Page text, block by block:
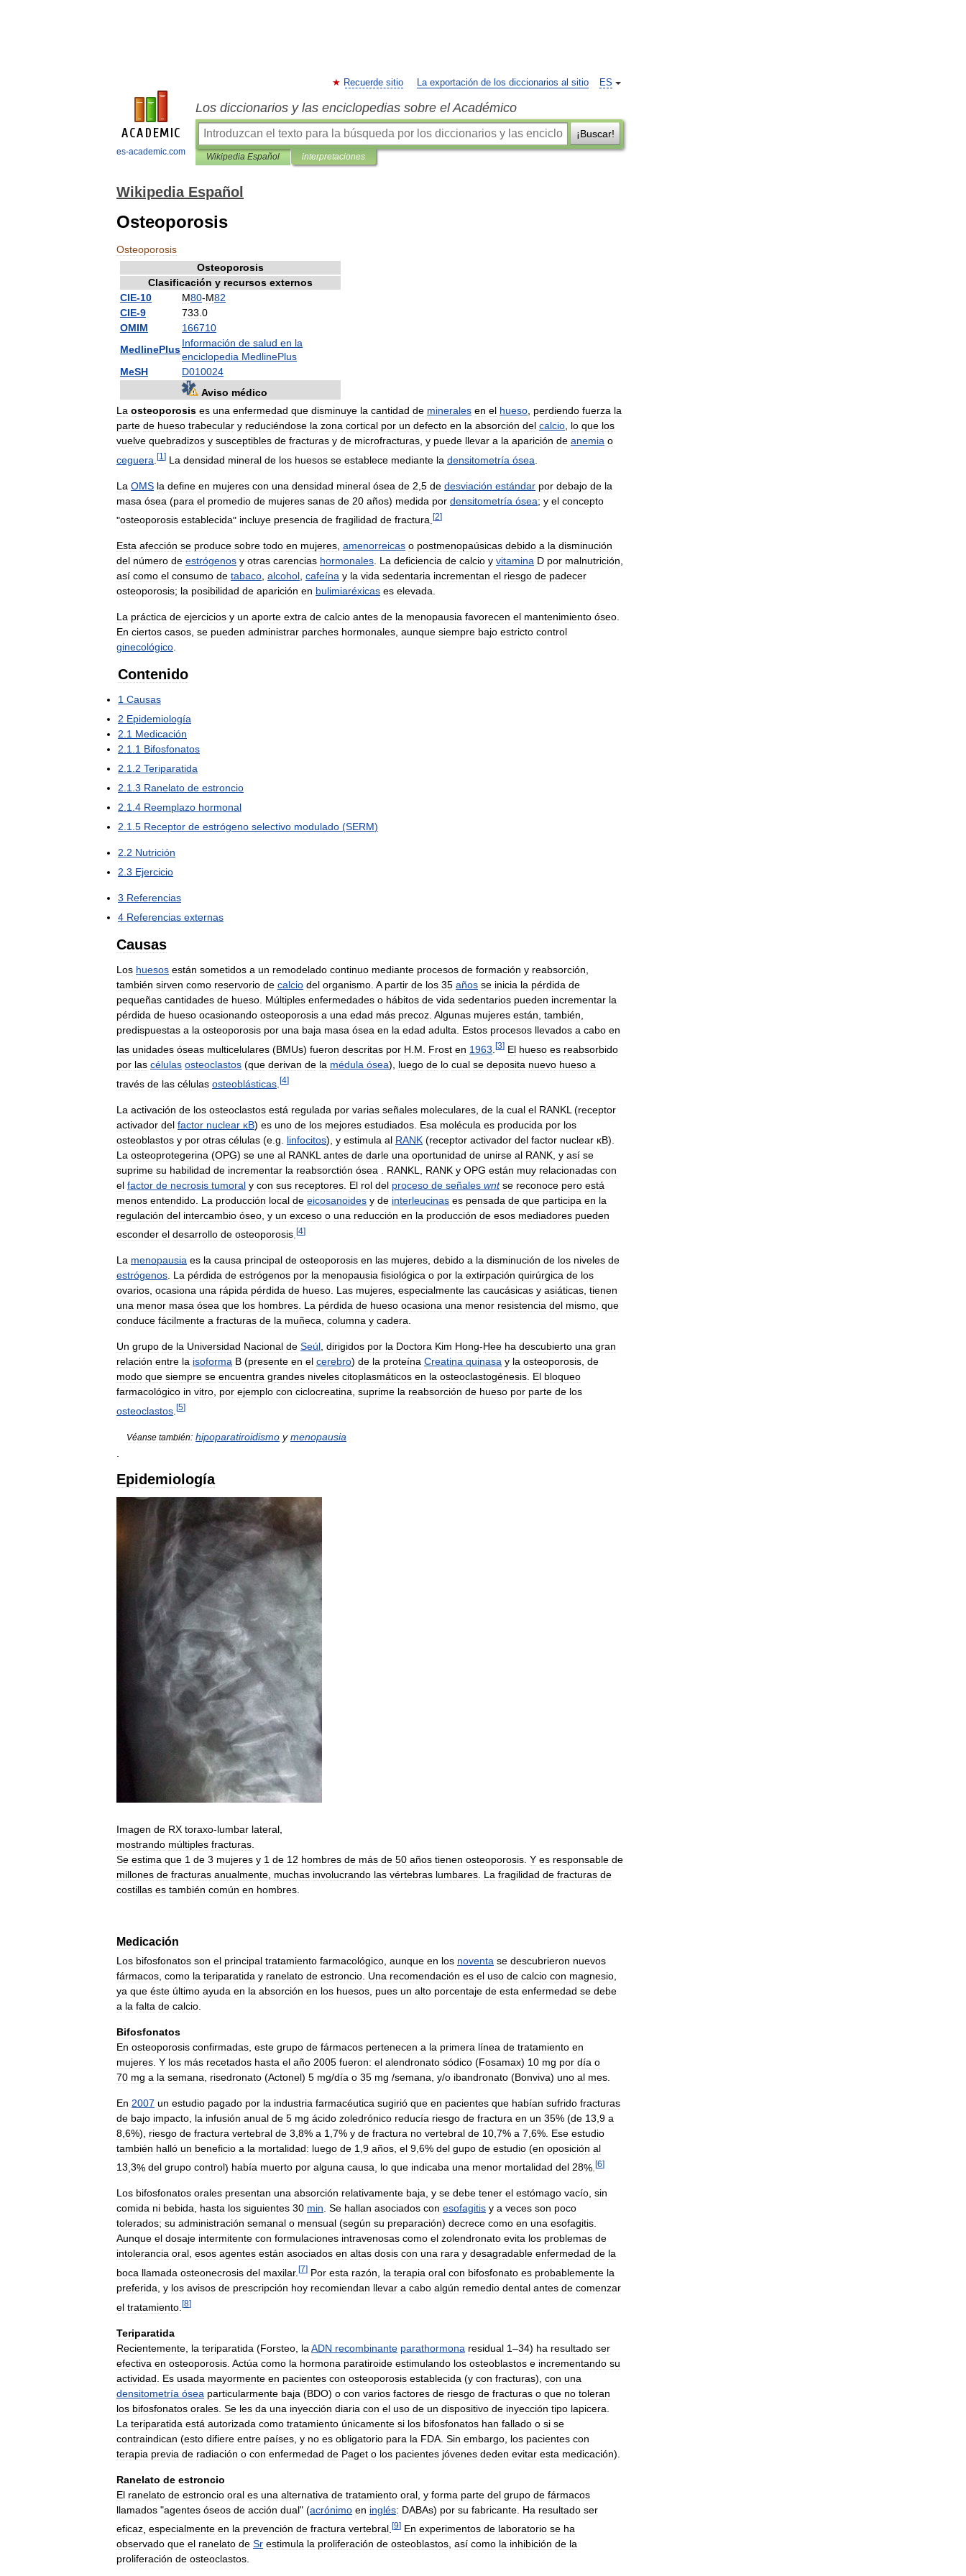
es-academic.com
ES
Recuerde sitio La exportación de los diccionarios al sitio
Los diccionarios y las enciclopedias sobre el Académico
¡Buscar!
Wikipedia Español interpretaciones
Wikipedia Español
Osteoporosis
Osteoporosis
Osteoporosis
Clasificación y recursos externos
CIE-10 M80-M82
CIE-9 733 0
OMIM
166710
MedlinePlus
Información de salud en la
enciclopedia MedlinePlus
MeSH
D010024
Aviso médico
La osteoporosis es una enfermedad que disminuye la cantidad de minerales en el hueso perdiendo fuerza la
parte de hueso trabecular y reduciéndose la zona cortical por un defecto en la absorción del calcio lo que los
vuelve quebradizos y susceptibles de fracturas y de microfracturas y puede llevar a la aparición de anemia o
ceguera [1 ] La densidad mineral de los huesos se establece mediante la densitometría ósea
La OMS la define en mujeres con una densidad mineral ósea de 2 5 de desviación estándar por debajo de la
masa ósea (para el promedio de mujeres sanas de 20 años) medida por densitometría ósea; y el concepto
"osteoporosis establecida" incluye presencia de fragilidad de fractura [2]
Esta afección se produce sobre todo en mujeres, amenorreicas o postmenopaúsicas debido a la disminución
del número de estrógenos y otras carencias hormonales. La deficiencia de calcio y vitamina D por malnutrición,
así como el consumo de tabaco, alcohol, cafeína y la vida sedentaria incrementan el riesgo de padecer
osteoporosis; la posibilidad de aparición en bulimiaréxicas es elevada.
La práctica de ejercicios y un aporte extra de calcio antes de la menopausia favorecen el mantenimiento óseo.
En ciertos casos, se pueden administrar parches hormonales, aunque siempre bajo estricto control
ginecológico.
Contenido
1 Causas
2 Epidemiología
2.1 Medicación
2.1.1 Bifosfonatos
2.1.2 Teriparatida
2.1.3 Ranelato de estroncio
2.1.4 Reemplazo hormonal
2.1.5 Receptor de estrógeno selectivo modulado (SERM)
2.2 Nutrición
2.3 Ejercicio
3 Referencias
4 Referencias externas
Causas
Los huesos están sometidos a un remodelado continuo mediante procesos de formación y reabsorción,
también sirven como reservorio de calcio del organismo. A partir de los 35 años se inicia la pérdida de
pequeñas cantidades de hueso. Múltiples enfermedades o hábitos de vida sedentarios pueden incrementar la
pérdida de hueso ocasionando osteoporosis a una edad más precoz. Algunas mujeres están, también,
predispuestas a la osteoporosis por una baja masa ósea en la edad adulta. Estos procesos llevados a cabo en
las unidades óseas multicelulares (BMUs) fueron descritas por H M Frost en 1963 [3] El hueso es reabsorbido
por las células osteoclastos (que derivan de la médula ósea), luego de lo cual se deposita nuevo hueso a
través de las células osteoblásticas [4]
La activación de los osteoclastos está regulada por varias señales moleculares de la cual el RANKL (receptor
activador del factor nuclear κB) es uno de los mejores estudiados Esa molécula es producida por los
osteoblastos y por otras células (e g linfocitos), y estimula al RANK (receptor activador del factor nuclear κB).
La osteoprotegerina (OPG) se une al RANKL antes de darle una oportunidad de unirse al RANK y así se
suprime su habilidad de incrementar la reabsorctión ósea RANKL RANK y OPG están muy relacionadas con
el factor de necrosis tumoral y con sus receptores El rol del proceso de señales wnt se reconoce pero está
menos entendido La producción local de eicosanoides y de interleucinas es pensada de que participa en la
regulación del intercambio óseo y un exceso o una reducción en la producción de esos mediadores pueden
esconder el desarrollo de osteoporosis [4]
La menopausia es la causa principal de osteoporosis en las mujeres, debido a la disminución de los niveles de
estrógenos. La pérdida de estrógenos por la menopausia fisiológica o por la extirpación quirúrgica de los
ovarios, ocasiona una rápida pérdida de hueso. Las mujeres, especialmente las caucásicas y asiáticas, tienen
una menor masa ósea que los hombres. La pérdida de hueso ocasiona una menor resistencia del mismo, que
conduce fácilmente a fracturas de la muñeca, columna y cadera.
Un grupo de la Universidad Nacional de Seúl, dirigidos por la Doctora Kim Hong-Hee ha descubierto una gran
relación entre la isoforma B (presente en el cerebro) de la proteína Creatina quinasa y la osteoporosis, de
modo que siempre se encuentra grandes niveles citoplasmáticos en la osteoclastogénesis. El bloqueo
farmacológico in vitro, por ejemplo con ciclocreatina, suprime la reabsorción de hueso por parte de los
osteoclastos [5]
Véanse también: hipoparatiroidismo y menopausia
.
Epidemiología
Imagen de RX toraxo-lumbar lateral
mostrando múltiples fracturas
Se estima que 1 de 3 mujeres y 1 de 12 hombres de más de 50 años tienen osteoporosis Y es responsable de
millones de fracturas anualmente muchas involucrando las vértebras lumbares La fragilidad de fracturas de
costillas es también común en hombres
Medicación
Los bifosfonatos son el principal tratamiento farmacológico aunque en los noventa se descubrieron nuevos
fármacos como la teriparatida y ranelato de estroncio Una recomendación es el uso de calcio con magnesio
ya que éste último ayuda en la absorción en los huesos pues un alto porcentaje de esta enfermedad se debe
a la falta de calcio
Bifosfonatos
En osteoporosis confirmadas este grupo de fármacos pertenecen a la primera línea de tratamiento en
mujeres Y los más recetados hasta el año 2005 fueron: el alendronato sódico (Fosamax) 10 mg por día o
70 mg a la semana risedronato (Actonel) 5 mg/día o 35 mg /semana y/o ibandronato (Bonviva) uno al mes
En 2007 un estudio pagado por la industria farmacéutica sugirió que en pacientes que habían sufrido fracturas
de bajo impacto la infusión anual de 5 mg ácido zoledrónico reducía riesgo de fractura en un 35% (de 13 9 a
8 6%), riesgo de fractura vertebral de 3 8% a 1 7% y de fractura no vertebral de 10 7% a 7 6%. Ese estudio
también halló un beneficio a la mortalidad: luego de 1 9 años el 9 6% del gupo de estudio (en oposición al
13 3% del grupo control) había muerto por alguna causa lo que indicaba una menor mortalidad del 28%. [6]
Los bifosfonatos orales presentan una absorción relativamente baja, y se debe tener el estómago vacío, sin
comida ni bebida, hasta los siguientes 30 min. Se hallan asociados con esofagitis y a veces son poco
tolerados; su administración semanal o mensual (según su preparación) decrece como en una esofagitis.
Aunque el dosaje intermitente con formulaciones intravenosas como el zolendronato evita los problemas de
intolerancia oral, esos agentes están asociados en altas dosis con una rara y desagradable enfermedad de la
boca llamada osteonecrosis del maxilar. [7] Por esta razón la terapia oral con bifosfonato es probablemente la
preferida y los avisos de prescripción hoy recomiendan llevar a cabo algún remedio dental antes de comenzar
el tratamiento [8]
Teriparatida
Recientemente la teriparatida (Forsteo la ADN recombinante parathormona residual 1–34) ha resultado ser
efectiva en osteoporosis Actúa como la hormona paratiroide estimulando los osteoblastos e incrementando su
actividad
Es usada mayormente en pacientes con osteoporosis establecida (y con fracturas), con una
densitometría ósea particularmente baja (BDO) o con varios factores de riesgo de fracturas o que no toleran
los bifosfonatos orales Se les da una inyección diaria con el uso de un dispositivo de inyección tipo lapicera
La teriparatida está autorizada como tratamiento únicamente si los bifosfonatos han fallado o si se
contraindican (esto difiere entre países y no es obligatorio para la FDA Sin embargo los pacientes con
terapia previa de radiación o con enfermedad de Paget o los pacientes jóvenes deden evitar esta medicación).
Ranelato de estroncio
El ranelato de estroncio oral es una alternativa de tratamiento oral y forma parte del grupo de fármacos
llamados "agentes óseos de acción dual" (acrónimo en inglés: DABAs) por su fabricante Ha resultado ser
eficaz especialmente en la prevención de fractura vertebral [9] En experimentos de laboratorio se ha
observado que el ranelato de Sr estimula la proliferación de osteoblastos, así como la inhibición de la
proliferación de osteoclastos.